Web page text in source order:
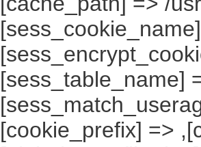
[sess_table_name]
[cookie_prefix] =>